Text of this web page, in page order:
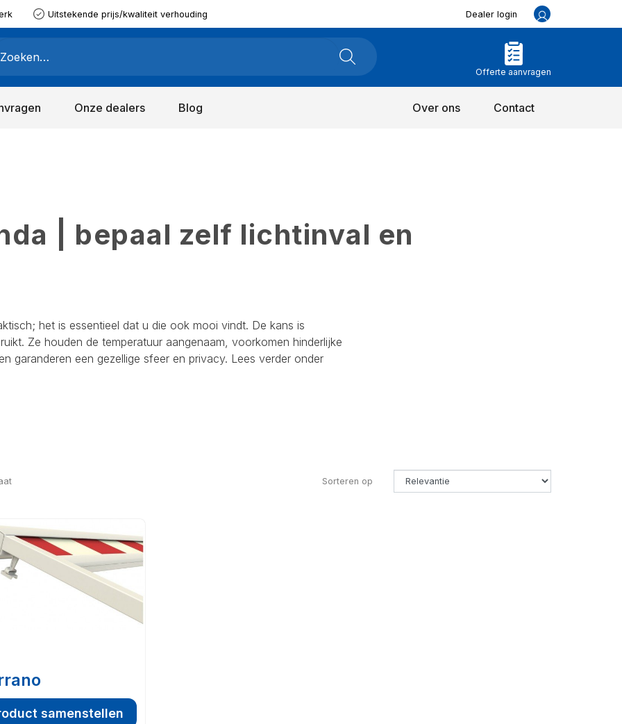
Uitstekende prijs/kwaliteit verhouding Dealer login
Offerte aanvragen
Onze dealers Blog Over ons Contact
| bepaal zelf lichtinval en
het is essentieel dat u die ook mooi vindt. De kans is
Ze houden de temperatuur aangenaam, voorkomen hinderlijke
garanderen een gezellige sfeer en privacy. Lees verder onder
Sorteren op
samenstellen